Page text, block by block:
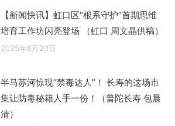
【新闻快讯】虹口区“根系守护”首期思维
培育工作坊闪亮登场 （虹口 周文晶供稿）
2025年6月20日
半马苏河惊现“禁毒达人”！ 长寿的这场市
集让防毒秘籍人手一份！（普陀长寿 包晨
清）